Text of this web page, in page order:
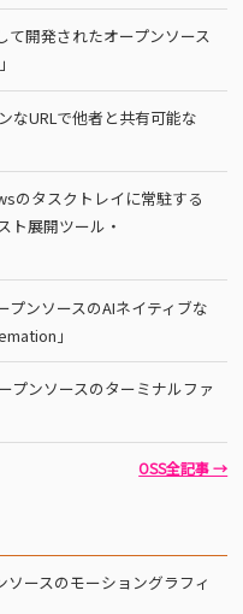
開発されたオープンソース
なURLで他者と共有可能な
のタスクトレイに常駐する
ト展開ツール・
ンソースのAIネイティブな
」
プンソースのターミナルファ
OSS全記事 →
ースのモーショングラフィ